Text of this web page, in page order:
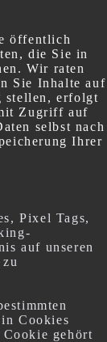
öffentlich
die Sie in
Wir raten
Sie Inhalte auf
stellen, erfolgt
Zugriff auf
selbst nach
Ihrer
Pixel Tags,
auf unseren
Cookies
Cookie gehört